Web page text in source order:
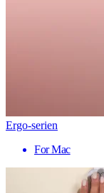
Ergo-serien
For Mac